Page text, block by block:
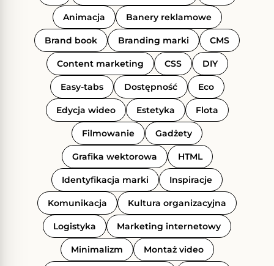
Animacja Banery reklamowe
Brand book Branding marki CMS
Content marketing CSS DIY
Easy-tabs Dostępność Eco
Edycja wideo Estetyka Flota
Filmowanie Gadżety
Grafika wektorowa HTML
Identyfikacja marki Inspiracje
Komunikacja Kultura organizacyjna
Logistyka Marketing internetowy
Minimalizm Montaż video